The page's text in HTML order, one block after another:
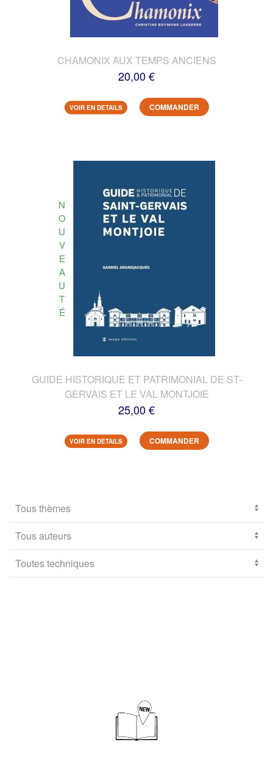
CHAMONIX AUX TEMPS ANCIENS
20,00 €
VOIR EN DETAILS COMMANDER
N
O
U
V
E
A
U
T
É
GUIDE HISTORIQUE ET PATRIMONIAL DE ST-
GERVAIS ET LE VAL MONTJOIE
25,00 €
VOIR EN DETAILS COMMANDER